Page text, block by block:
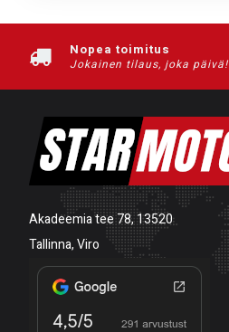
Nopea toimitus
Jokainen tilaus, joka päivä!
Akadeemia tee 78, 13520
Tallinna, Viro